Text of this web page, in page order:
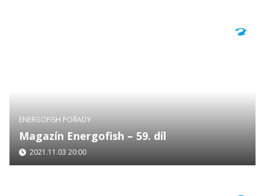
ENERGOFISH POŘADY
Magazín Energofish – 59. díl
2021.11.03 20:00